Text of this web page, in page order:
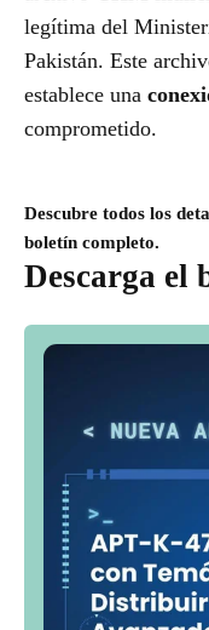
legítima del
Pakistán. Este
establece una
comprometido.
Descubre todos los
boletín completo.
Descarga el